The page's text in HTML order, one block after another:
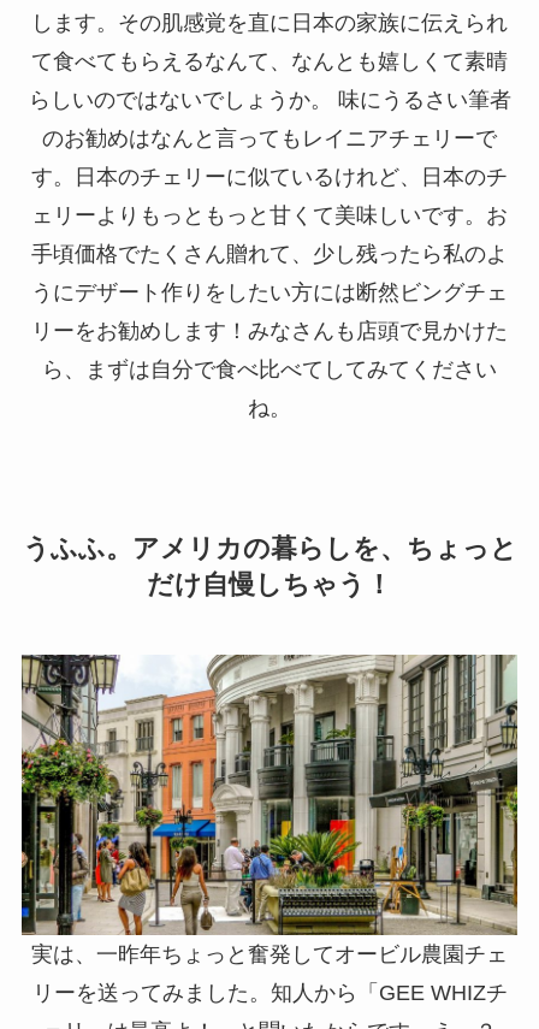
します。その肌感覚を直に日本の家族に伝えられ
て食べてもらえるなんて、なんとも嬉しくて素晴
らしいのではないでしょうか。 味にうるさい筆者
のお勧めはなんと言ってもレイニアチェリーで
す。日本のチェリーに似ているけれど、日本のチ
ェリーよりもっともっと甘くて美味しいです。お
手頃価格でたくさん贈れて、少し残ったら私のよ
うにデザート作りをしたい方には断然ビングチェ
リーをお勧めします！みなさんも店頭で見かけた
ら、まずは自分で食べ比べてしてみてください
ね。
うふふ。アメリカの暮らしを、ちょっと
だけ自慢しちゃう！
実は、一昨年ちょっと奮発してオービル農園チェ
リーを送ってみました。知人から「GEE WHIZチ